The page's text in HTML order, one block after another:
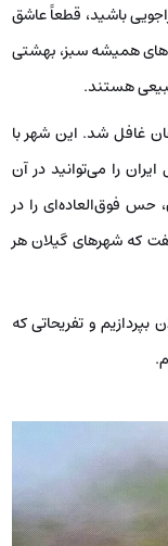
باشید، قطعاً عاشق
همیشه سبز، بهشتی
هستند.
غافل شد. این شهر با
را می‌توانید در آن
حس فوق‌العاده‌ای را در
که شهرهای گیلان هر
و تفریحاتی که